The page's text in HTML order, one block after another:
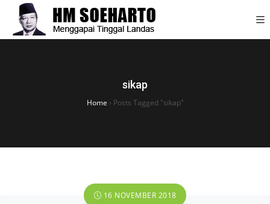
sikap
Home › Posts Tagged "sikap"
16 NOVEMBER 2018